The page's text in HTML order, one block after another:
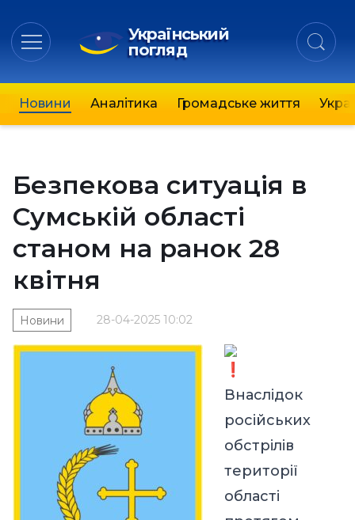
Український
погляд
Новини Аналітика Громадське життя
Безпекова ситуація в
Сумській області
станом на ранок 28
квітня
28-04-2025 10:02
Новини
Внаслідок
російських
обстрілів
території
області